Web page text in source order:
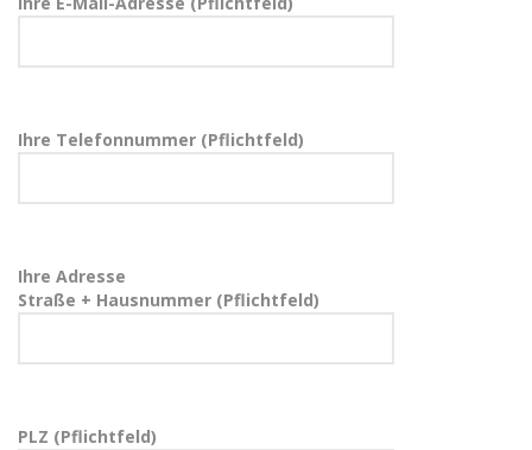
Ihre Telefonnummer (Pflichtfeld)
Ihre Adresse
Straße + Hausnummer (Pflichtfeld)
PLZ (Pflichtfeld)